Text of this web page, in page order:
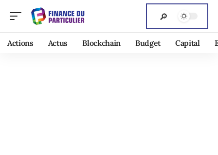
Actions Actus Blockchain Budget Capital